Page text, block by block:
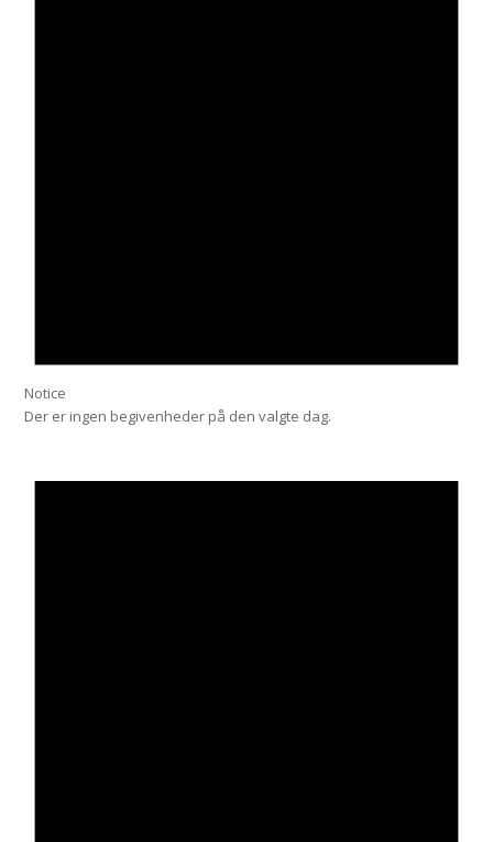
Notice
Der er ingen begivenheder på den valgte dag.